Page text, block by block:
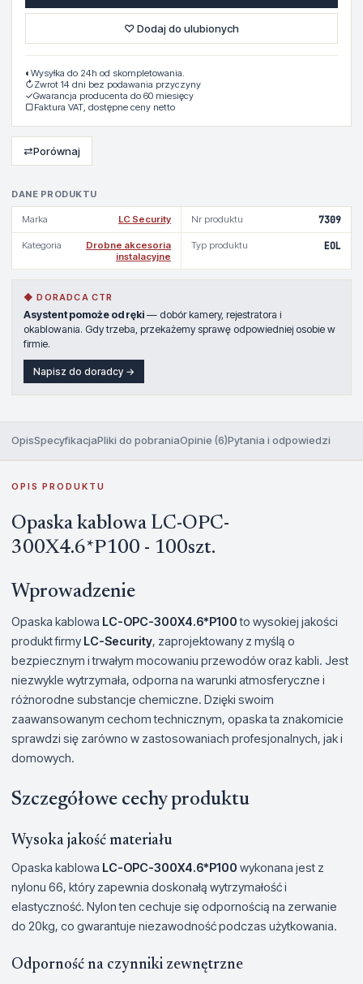
DANE PRODUKTU
Marka LC Security Nr produktu 7309
Kategoria
Drobne akcesoria
instalacyjne
Typ produktu EOL
◆ DORADCA CTR
Asystent pomoże od ręki — dobór kamery, rejestratora i
okablowania. Gdy trzeba, przekażemy sprawę odpowiedniej osobie w
firmie.
Napisz do doradcy →
♡ Dodaj do ulubionych
◐ Wysyłka do 24h od skompletowania.
↻Zwrot 14 dni bez podawania przyczyny
✓Gwarancja producenta do 60 miesięcy
▢Faktura VAT, dostępne ceny netto
⇄Porównaj
OpisSpecyfikacjaPliki do pobraniaOpinie (6)Pytania i odpowiedzi
OPIS PRODUKTU
Opaska kablowa LC-OPC-
300X4.6*P100 - 100szt.
Wprowadzenie
Opaska kablowa LC-OPC-300X4.6*P100to wysokiej jakości
produkt firmy LC-Security, zaprojektowany z myślą o
bezpiecznym i trwałym mocowaniu przewodów oraz kabli. Jest
niezwykle wytrzymała, odporna na warunki atmosferyczne i
różnorodne substancje chemiczne. Dzięki swoim
zaawansowanym cechom technicznym, opaska ta znakomicie
sprawdzi się zarówno w zastosowaniach profesjonalnych, jak i
domowych.
Szczegółowe cechy produktu
Wysoka jakość materiału
Opaska kablowa LC-OPC-300X4.6*P100 wykonana jest z
nylonu 66, który zapewnia doskonałą wytrzymałość i
elastyczność. Nylon ten cechuje się odpornością na zerwanie
do 20kg, co gwarantuje niezawodność podczas użytkowania.
Odporność na czynniki zewnętrzne